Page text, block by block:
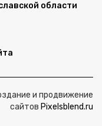
области
и продвижение
сайтов Pixelsblend.ru